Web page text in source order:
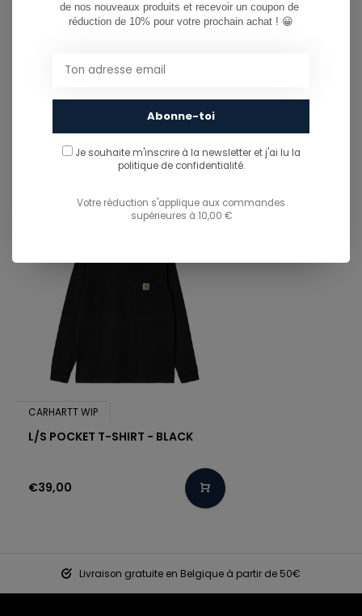
info@ostreet.be
PARTAGER CE PRODUIT
You might also like...
TU POURRAIS AUSSI AIMER...
CARHARTT WIP
L/S POCKET T-SHIRT - BLACK
€39,00
Livraison gratuite en Belgique à partir de 50€
de nos nouveaux produits et recevoir un coupon de
réduction de 10% pour votre prochain achat ! 😀
Abonne-toi
Je souhaite m'inscrire à la newsletter et j'ai lu la
politique de confidentialité.
Votre réduction s'applique aux commandes
supérieures à 10,00 €